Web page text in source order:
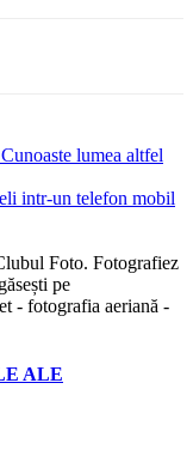
lumea altfel
intr-un telefon mobil
Foto. Fotografiez
pe
- fotografia aeriană -
ALE